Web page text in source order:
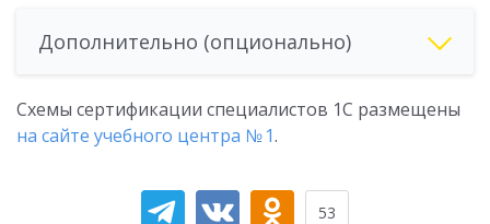
Дополнительно (опционально)
Схемы сертификации специалистов 1С размещены
на сайте учебного центра № 1.
53